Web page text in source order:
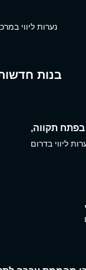
נערות ליווי
בנות
תקווה,
ליווי בדרום